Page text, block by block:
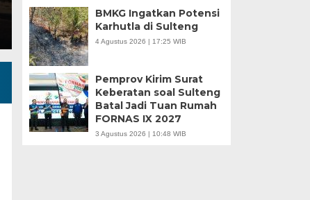
BMKG Ingatkan Potensi
Karhutla di Sulteng
4 Agustus 2026 | 17:25 WIB
Pemprov Kirim Surat
Keberatan soal Sulteng
Batal Jadi Tuan Rumah
FORNAS IX 2027
3 Agustus 2026 | 10:48 WIB